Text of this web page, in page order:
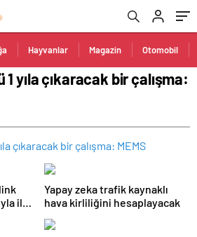
Hayvanlar Magazin Otomobil
yıla çıkaracak bir çalışma:
ilk
Yapay zeka trafik kaynaklı
hava kirliliğini hesaplayacak